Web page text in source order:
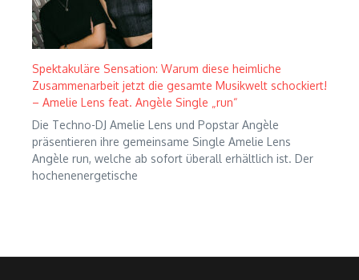
Spektakuläre Sensation: Warum diese heimliche
Zusammenarbeit jetzt die gesamte Musikwelt schockiert!
– Amelie Lens feat. Angèle Single „run“
Die Techno-DJ Amelie Lens und Popstar Angèle
präsentieren ihre gemeinsame Single Amelie Lens
Angèle run, welche ab sofort überall erhältlich ist. Der
hochenenergetische